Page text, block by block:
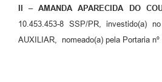
II – AMANDA APARECIDA DO
10.453.453-8 SSP/PR, investido(a)
AUXILIAR, nomeado(a) pela Portaria nº